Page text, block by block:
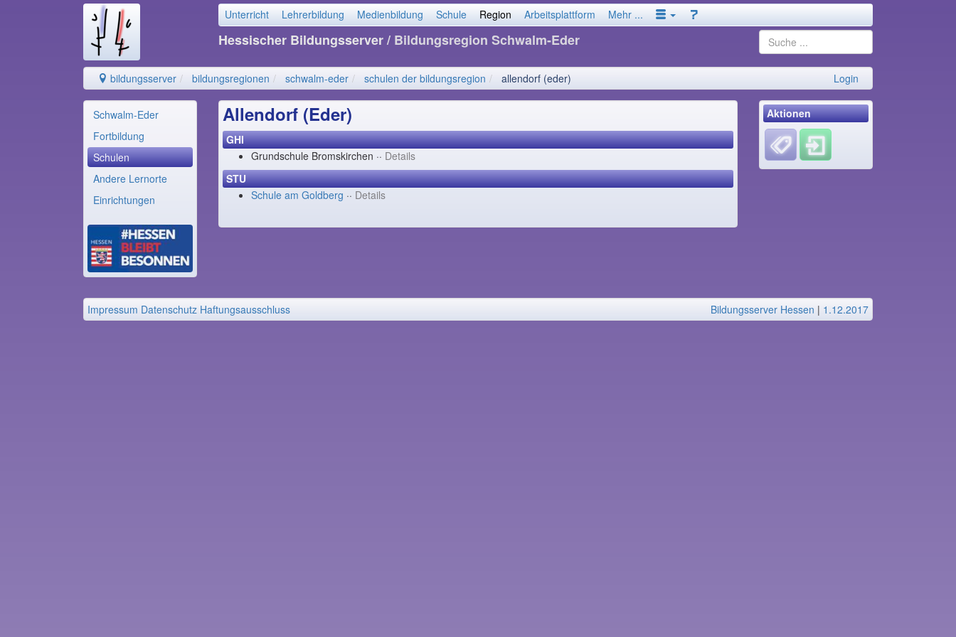
Unterricht Lehrerbildung Medienbildung Schule Region Arbeitsplattform Mehr ...
Hessischer Bildungsserver/ Bildungsregion Schwalm-Eder
bildungsserver bildungsregionen schwalm-eder schulen der bildungsregion allendorf (eder) Login
Schwalm-Eder
Fortbildung
Schulen
Andere Lernorte
Einrichtungen
Allendorf (Eder)
GHI
Grundschule Bromskirchen ·· Details
STU
Schule am Goldberg ·· Details
Aktionen
Impressum Datenschutz Haftungsausschluss Bildungsserver Hessen | 1.12.2017